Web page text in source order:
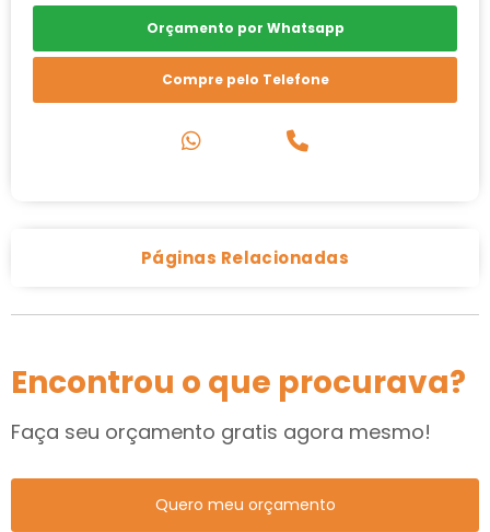
Orçamento por Whatsapp
Compre pelo Telefone
Páginas Relacionadas
Encontrou o que procurava?
Faça seu orçamento gratis agora mesmo!
Quero meu orçamento